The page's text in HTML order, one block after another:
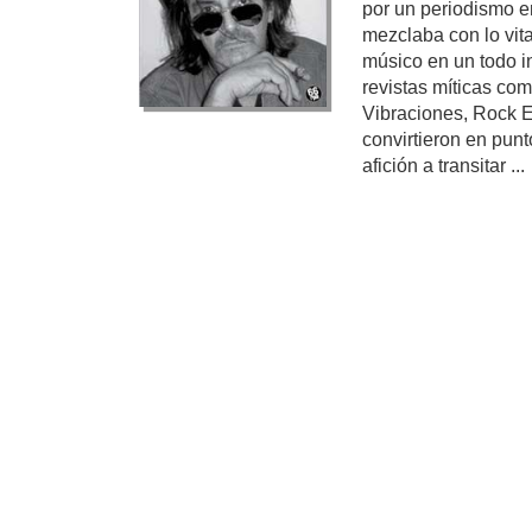
por un periodismo
mezclaba con lo
músico en un todo
revistas míticas
Vibraciones, Rock
convirtieron en
afición a transitar ...